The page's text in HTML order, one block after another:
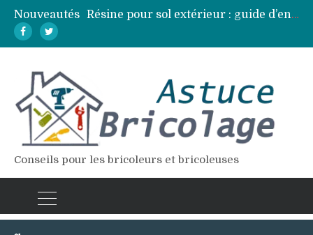
Nouveautés
Résine pour sol extérieur : guide d’entretien et réparation des fissures
Pose d’une dalle béton : 7 erreurs à éviter pour un résultat durable
Conseils pour les bricoleurs et bricoleuses